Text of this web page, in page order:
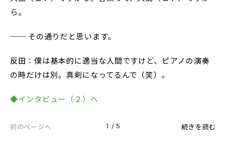
ら。
── その通りだと思います。
反田：僕は基本的に適当な人間ですけど、ピアノの演奏
の時だけは別。真剣になってるんで（笑）。
◆インタビュー（２）へ
前のページへ 1 / 5 続きを読む